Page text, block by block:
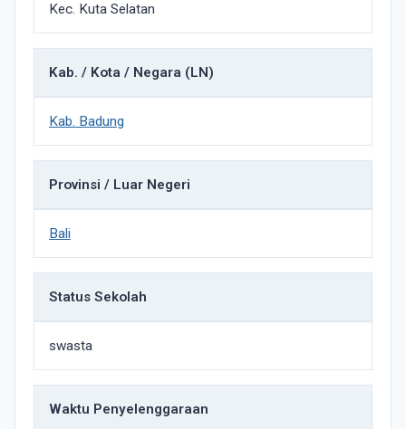
Kec. Kuta Selatan
Kab. / Kota / Negara (LN)
Kab. Badung
Provinsi / Luar Negeri
Bali
Status Sekolah
swasta
Waktu Penyelenggaraan